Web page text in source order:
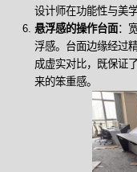
设计师在功能性与美
悬浮感的操作台面：
浮感。台面边缘经过
成虚实对比，既保证
来的笨重感。